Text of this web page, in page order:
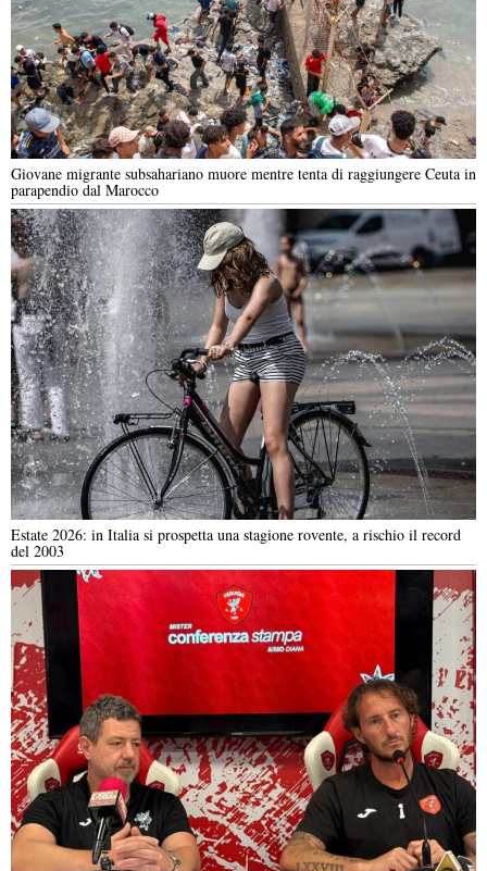
Giovane migrante subsahariano muore mentre tenta di raggiungere Ceuta in
parapendio dal Marocco
Estate 2026: in Italia si prospetta una stagione rovente, a rischio il record
del 2003